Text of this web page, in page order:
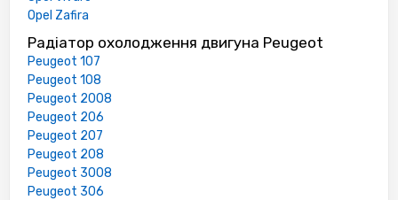
Opel Zafira
Радіатор охолодження двигуна Peugeot
Peugeot 107
Peugeot 108
Peugeot 2008
Peugeot 206
Peugeot 207
Peugeot 208
Peugeot 3008
Peugeot 306